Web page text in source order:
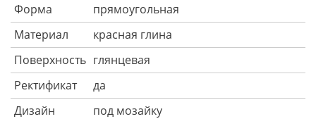
Форма
прямоугольная
Материал
красная глина
Поверхность глянцевая
Ректификат
да
Дизайн
под мозайку